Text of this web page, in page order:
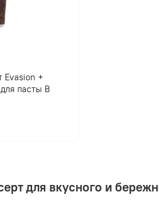
Evasion +
пасты В
для вкусного и